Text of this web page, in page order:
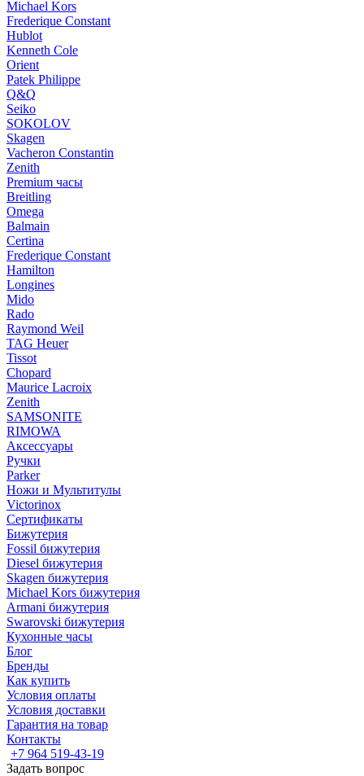
Michael Kors
Frederique Constant
Hublot
Kenneth Cole
Orient
Patek Philippe
Q&Q
Seiko
SOKOLOV
Skagen
Vacheron Constantin
Zenith
Premium часы
Breitling
Omega
Balmain
Certina
Frederique Constant
Hamilton
Longines
Mido
Rado
Raymond Weil
TAG Heuer
Tissot
Chopard
Maurice Lacroix
Zenith
SAMSONITE
RIMOWA
Аксессуары
Ручки
Parker
Ножи и Мультитулы
Victorinox
Сертификаты
Бижутерия
Fossil бижутерия
Diesel бижутерия
Skagen бижутерия
Michael Kors бижутерия
Armani бижутерия
Swarovski бижутерия
Кухонные часы
Блог
Бренды
Как купить
Условия оплаты
Условия доставки
Гарантия на товар
Контакты
+7 964 519-43-19
Задать вопрос